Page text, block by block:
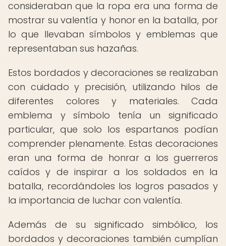
consideraban que la ropa era una forma de
mostrar su valentía y honor en la batalla, por
lo que llevaban símbolos y emblemas que
representaban sus hazañas.
Estos bordados y decoraciones se realizaban
con cuidado y precisión, utilizando hilos de
diferentes colores y materiales. Cada
emblema y símbolo tenía un significado
particular, que solo los espartanos podían
comprender plenamente. Estas decoraciones
eran una forma de honrar a los guerreros
caídos y de inspirar a los soldados en la
batalla, recordándoles los logros pasados y
la importancia de luchar con valentía.
Además de su significado simbólico, los
bordados y decoraciones también cumplían